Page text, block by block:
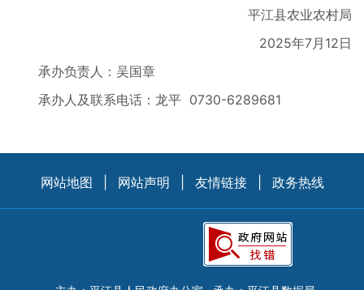
平江县农业农村局
2025年7月12日
承办负责人：吴国章
承办人及联系电话：龙平 0730-6289681
网站地图 网站声明 友情链接 政务热线